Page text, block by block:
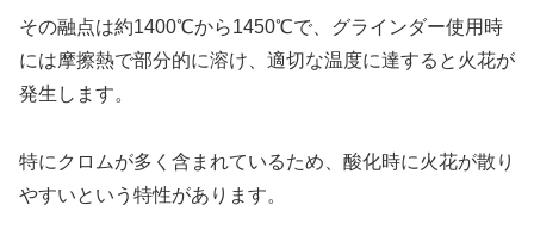
その融点は約1400℃から1450℃で、グラインダー使用時
には摩擦熱で部分的に溶け、適切な温度に達すると火花が
発生します。
特にクロムが多く含まれているため、酸化時に火花が散り
やすいという特性があります。